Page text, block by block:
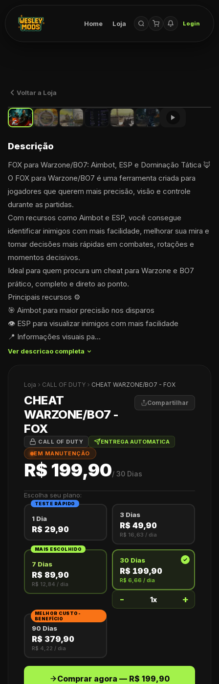
Home Loja Login
Voltar a Loja
Descrição
FOX para Warzone/BO7: Aimbot, ESP e Dominação Tática 🦊
O FOX para Warzone/BO7 é uma ferramenta criada para
jogadores que querem mais precisão, visão e controle
durante as partidas.
Com recursos como Aimbot e ESP, você consegue
identificar inimigos com mais facilidade, melhorar sua mira e
tomar decisões mais rápidas em combates, rotações e
momentos decisivos.
Ideal para quem procura um cheat para Warzone e BO7
prático, completo e direto ao ponto.
Principais recursos ⚙️
🎯 Aimbot para maior precisão nos disparos
👁️ ESP para visualizar inimigos com mais facilidade
📍 Informações visuais pa...
Loja CALL OF DUTY CHEAT WARZONE/BO7 - FOX
CHEAT
WARZONE/BO7 -
FOX
Compartilhar
CALL OF DUTY
ENTREGA AUTOMATICA
EM MANUTENÇÃO
R$ 199,90/ 30 Dias
Escolha seu plano:
TESTE RÁPIDO
1 Dia
R$ 29,90
3 Dias
R$ 49,90
R$ 16,63 / dia
MAIS ESCOLHIDO
7 Dias
R$ 89,90
R$ 12,84 / dia
30 Dias
R$ 199,90
R$ 6,66 / dia
- 1x +
MELHOR CUSTO-
BENEFÍCIO
90 Dias
R$ 379,90
R$ 4,22 / dia
Comprar agora — R$ 199,90